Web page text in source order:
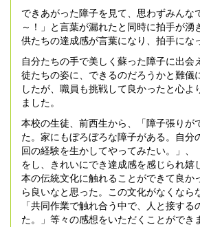
できあがった障子を見て、思わずみんな
～！」と言葉が漏れたと同時に拍手が湧
供たちの達成感が言葉になり、拍手にな
自分たちの手で美しく蘇った障子に出会
徒たちの姿に、できるのだろうかと難儀
したが、職員も挑戦して良かったと心よ
ました。
本校の生徒、前西生から、「障子張りが
た。家にもぼろぼろな障子がある。自分
回の経験を生かしてやってみたい。」、
をし、きれいにでき達成感を感じられ嬉
本の伝統文化に触れることができて良か
ら良いなと思った。この文化がなくなら
「共同作業で触れ合う中で、人と接する
た。」等々の感想をいただくことができ